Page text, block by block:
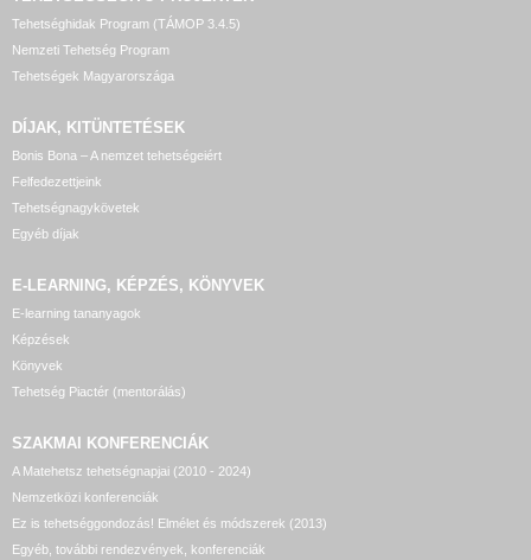
Tehetséghidak Program (TÁMOP 3.4.5)
Nemzeti Tehetség Program
Tehetségek Magyarországa
DÍJAK, KITÜNTETÉSEK
Bonis Bona – A nemzet tehetségeiért
Felfedezettjeink
Tehetségnagykövetek
Egyéb díjak
E-LEARNING, KÉPZÉS, KÖNYVEK
E-learning tananyagok
Képzések
Könyvek
Tehetség Piactér (mentorálás)
SZAKMAI KONFERENCIÁK
A Matehetsz tehetségnapjai (2010 - 2024)
Nemzetközi konferenciák
Ez is tehetséggondozás! Elmélet és módszerek (2013)
Egyéb, további rendezvények, konferenciák